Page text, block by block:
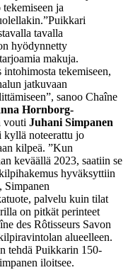
ja
”Puikkari
tavalla
hyödynnetty
makuja.
tekemiseen,
jatkuvaan
sanoo Chaîne
Hornborg-
vouti Juhani Simpanen
kyllä noteerattu jo
kilpeä. ”Kun
keväällä 2023, saatiin se
hyväksyttiin
Simpanen
palvelu kuin tilat
on pitkät perinteet
des Rôtisseurs Savon
alueelleen.
tehdä Puikkarin 150-
iloitsee.